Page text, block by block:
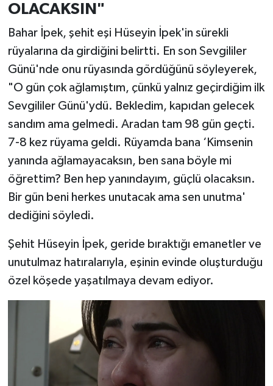
OLACAKSIN"
Bahar İpek, şehit eşi Hüseyin İpek'in sürekli
rüyalarına da girdiğini belirtti. En son Sevgililer
Günü'nde onu rüyasında gördüğünü söyleyerek,
"O gün çok ağlamıştım, çünkü yalnız geçirdiğim ilk
Sevgililer Günü'ydü. Bekledim, kapıdan gelecek
sandım ama gelmedi. Aradan tam 98 gün geçti.
7-8 kez rüyama geldi. Rüyamda bana ‘Kimsenin
yanında ağlamayacaksın, ben sana böyle mi
öğrettim? Ben hep yanındayım, güçlü olacaksın.
Bir gün beni herkes unutacak ama sen unutma'
dediğini söyledi.
Şehit Hüseyin İpek, geride bıraktığı emanetler ve
unutulmaz hatıralarıyla, eşinin evinde oluşturduğu
özel köşede yaşatılmaya devam ediyor.